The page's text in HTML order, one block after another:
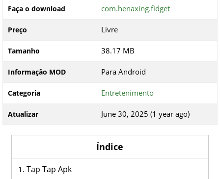
Faça o download com.henaxing.fidget
Preço Livre
Tamanho 38.17 MB
Informação MOD Para Android
Categoria Entretenimento
Atualizar June 30, 2025 (1 year ago)
Índice
Tap Tap Apk